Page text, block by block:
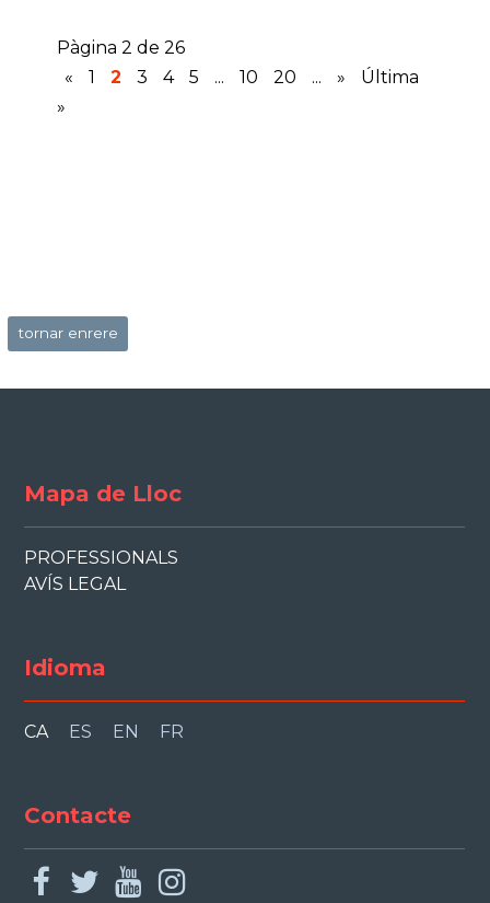
Pàgina 2 de 26
«
1 2 3 4 5 ... 10 20 ... »
Última
»
tornar enrere
Mapa de Lloc
PROFESSIONALS
AVÍS LEGAL
Idioma
CA ES EN FR
Contacte
facebook
twitteryoutube